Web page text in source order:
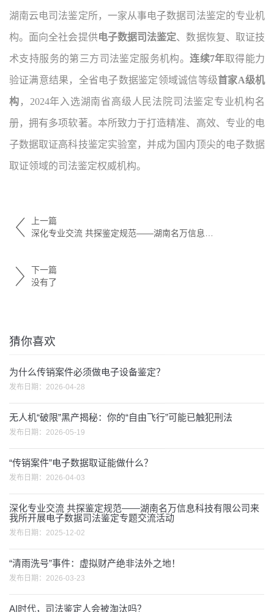
湖南云电司法鉴定所，一家从事电子数据司法鉴定的专业机
构。面向全社会提供电子数据司法鉴定、数据恢复、取证技
术支持服务的第三方司法鉴定服务机构。连续7年取得能力
验证满意结果，全省电子数据鉴定领域诚信等级首家A级机
构 ，2024年入选湖南省高级人民法院司法鉴定专业机构名
册，拥有多项软著。本所致力于打造精准、高效、专业的电
子数据取证高科技鉴定实验室，并成为国内顶尖的电子数据
取证领域的司法鉴定权威机构。
上一篇
下一篇
没有了
发布日期： 2026-04-28
发布日期：2026-05-19
发布日期：2026-04-03
我所开展电子数据司法鉴定专题交流活动
发布日期： 2025-12-02
发布日期：2026-03-23